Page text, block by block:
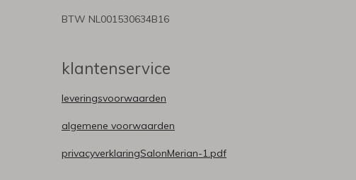
BTW NL001530634B16
klantenservice
leveringsvoorwaarden
algemene voorwaarden
privacyverklaringSalonMerian-1.pdf